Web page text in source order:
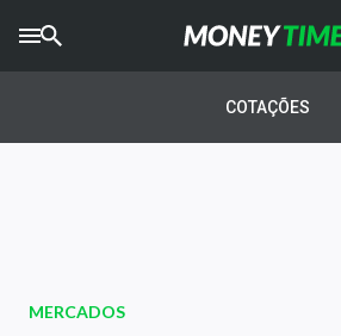
AGROTIMES
Newsletters
COTAÇÕES
MERCADOS